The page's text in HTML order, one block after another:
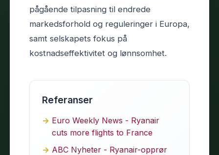
pågående tilpasning til endrede
markedsforhold og reguleringer i Europa,
samt selskapets fokus på
kostnadseffektivitet og lønnsomhet.
Referanser
Euro Weekly News - Ryanair
cuts more flights to France
ABC Nyheter - Ryanair-opprør